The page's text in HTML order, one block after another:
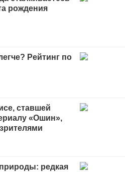
рождения
Рейтинг по
ставшей
«Ошин»,
редкая